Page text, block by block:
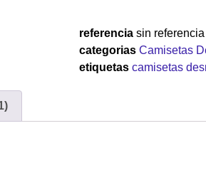
referencia sin referencia
categorias Camisetas
etiquetas camisetas